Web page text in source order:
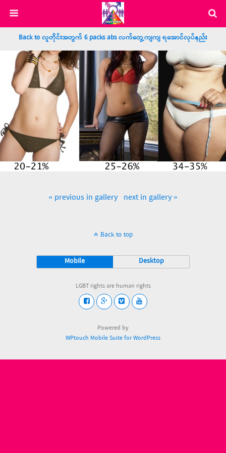
Back to လူတိုင်းအတွက် 6 packs abs လက်တွေ့ကျကျ ရအောင်လုပ်နည်း
« previous in gallery next in gallery »
Back to top
Mobile Desktop
LGBT rights are human rights
Powered by
WPtouch Mobile Suite for WordPress